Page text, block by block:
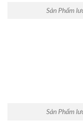
Sản Phẩm
Sản Phẩm